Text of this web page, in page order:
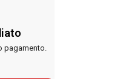
pagamento.